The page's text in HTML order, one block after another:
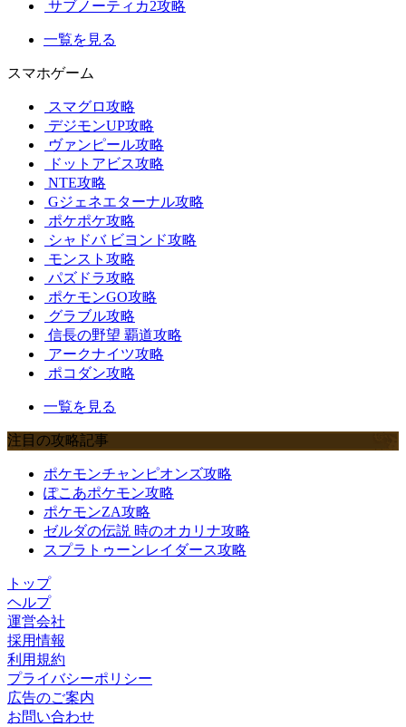
サブノーティカ2攻略
一覧を見る
スマホゲーム
スマグロ攻略
デジモンUP攻略
ヴァンピール攻略
ドットアビス攻略
NTE攻略
Gジェネエターナル攻略
ポケポケ攻略
シャドバ ビヨンド攻略
モンスト攻略
パズドラ攻略
ポケモンGO攻略
グラブル攻略
信長の野望 覇道攻略
アークナイツ攻略
ポコダン攻略
一覧を見る
注目の攻略記事
ポケモンチャンピオンズ攻略
ぽこあポケモン攻略
ポケモンZA攻略
ゼルダの伝説 時のオカリナ攻略
スプラトゥーンレイダース攻略
トップ
ヘルプ
運営会社
採用情報
利用規約
プライバシーポリシー
広告のご案内
お問い合わせ